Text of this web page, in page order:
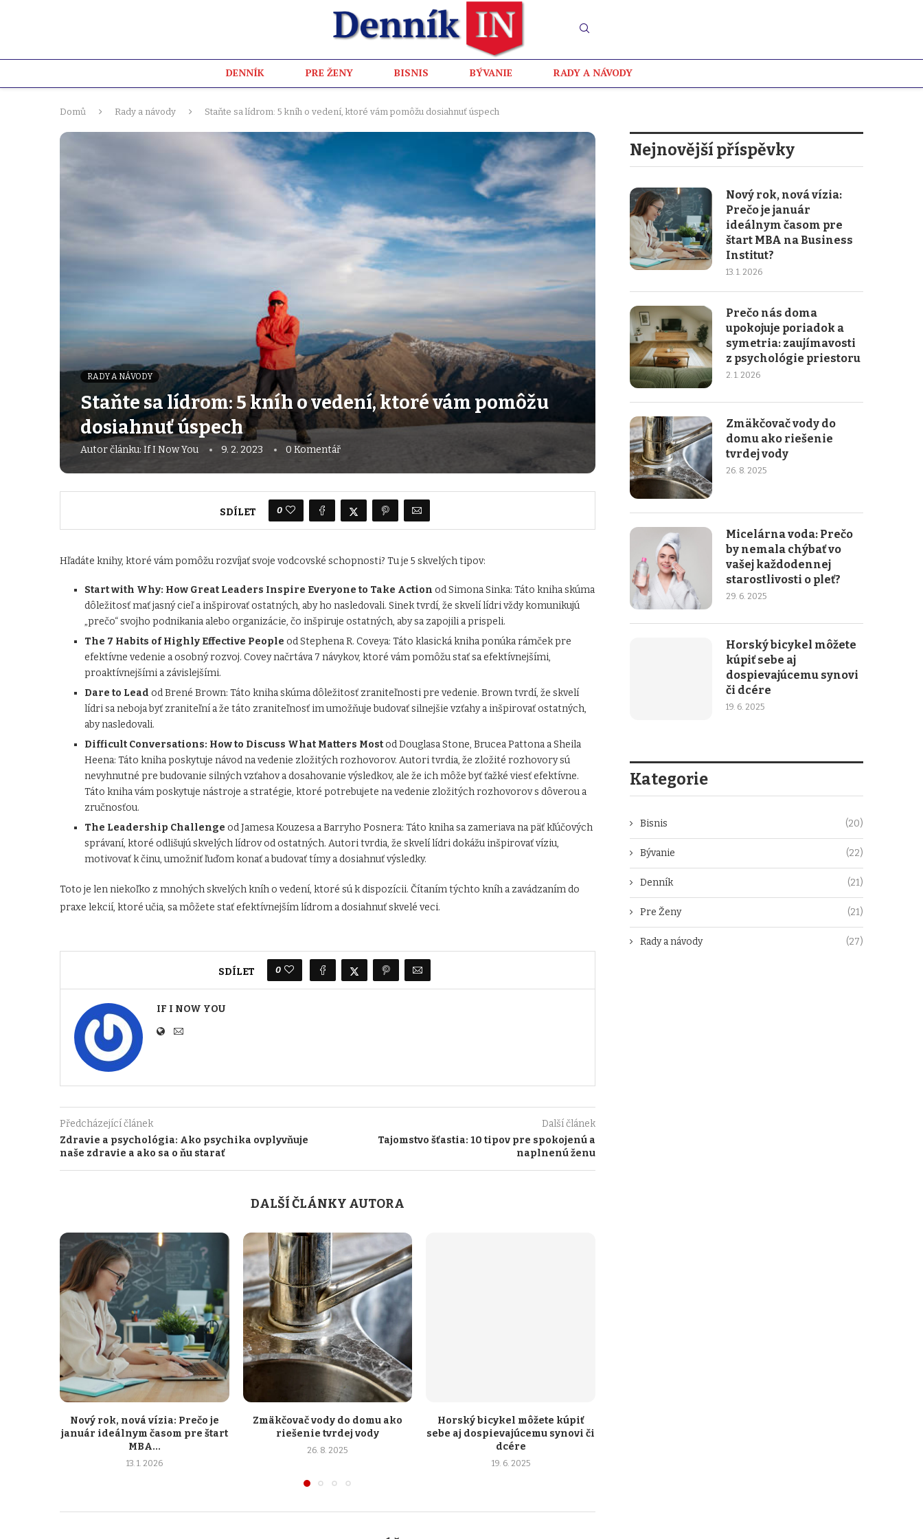
DENNÍK PRE ŽENY BISNIS BÝVANIE RADY A NÁVODY
Domů Rady a návody Staňte sa lídrom: 5 kníh o vedení, ktoré vám pomôžu dosiahnuť úspech
RADY A NÁVODY
Staňte sa lídrom: 5 kníh o vedení, ktoré vám pomôžu
dosiahnuť úspech
Autor článku: If I Now You 9. 2. 2023 0 Komentář
SDÍLET 0
Hľadáte knihy, ktoré vám pomôžu rozvíjať svoje vodcovské schopnosti? Tu je 5 skvelých tipov:
Start with Why: How Great Leaders Inspire Everyone to Take Action od Simona Sinka: Táto kniha skúma
dôležitosť mať jasný cieľ a inšpirovať ostatných, aby ho nasledovali. Sinek tvrdí, že skvelí lídri vždy komunikujú
„prečo“ svojho podnikania alebo organizácie, čo inšpiruje ostatných, aby sa zapojili a prispeli.
The 7 Habits of Highly Effective People od Stephena R. Coveya: Táto klasická kniha ponúka rámček pre
efektívne vedenie a osobný rozvoj. Covey načrtáva 7 návykov, ktoré vám pomôžu stať sa efektívnejšími,
proaktívnejšími a závislejšími.
Dare to Lead od Brené Brown: Táto kniha skúma dôležitosť zraniteľnosti pre vedenie. Brown tvrdí, že skvelí
lídri sa neboja byť zraniteľní a že táto zraniteľnosť im umožňuje budovať silnejšie vzťahy a inšpirovať ostatných,
aby nasledovali.
Difficult Conversations: How to Discuss What Matters Mostod Douglasa Stone, Brucea Pattona a Sheila
Heena: Táto kniha poskytuje návod na vedenie zložitých rozhovorov. Autori tvrdia, že zložité rozhovory sú
nevyhnutné pre budovanie silných vzťahov a dosahovanie výsledkov, ale že ich môže byť ťažké viesť efektívne.
Táto kniha vám poskytuje nástroje a stratégie, ktoré potrebujete na vedenie zložitých rozhovorov s dôverou a
zručnosťou.
The Leadership Challenge od Jamesa Kouzesa a Barryho Posnera: Táto kniha sa zameriava na päť kľúčových
správaní, ktoré odlišujú skvelých lídrov od ostatných. Autori tvrdia, že skvelí lídri dokážu inšpirovať víziu,
motivovať k činu, umožniť ľuďom konať a budovať tímy a dosiahnuť výsledky.
Toto je len niekoľko z mnohých skvelých kníh o vedení, ktoré sú k dispozícii. Čítaním týchto kníh a zavádzaním do
praxe lekcií, ktoré učia, sa môžete stať efektívnejším lídrom a dosiahnuť skvelé veci.
SDÍLET 0
IF I NOW YOU
Předcházející článek
Zdravie a psychológia: Ako psychika ovplyvňuje
naše zdravie a ako sa o ňu starať
Další článek
Tajomstvo šťastia: 10 tipov pre spokojenú a
naplnenú ženu
DALŠÍ ČLÁNKY AUTORA
Nový rok, nová vízia: Prečo je
január ideálnym časom pre štart
MBA...
13. 1. 2026
Zmäkčovač vody do domu ako
riešenie tvrdej vody
26. 8. 2025
Horský bicykel môžete kúpiť
sebe aj dospievajúcemu synovi či
dcére
19. 6. 2025
Nejnovější příspěvky
Nový rok, nová vízia:
Prečo je január
ideálnym časom pre
štart MBA na Business
Institut?
13. 1. 2026
Prečo nás doma
upokojuje poriadok a
symetria: zaujímavosti
z psychológie priestoru
2. 1. 2026
Zmäkčovač vody do
domu ako riešenie
tvrdej vody
26. 8. 2025
Micelárna voda: Prečo
by nemala chýbať vo
vašej každodennej
starostlivosti o pleť?
29. 6. 2025
Horský bicykel môžete
kúpiť sebe aj
dospievajúcemu synovi
či dcére
19. 6. 2025
Kategorie
Bisnis (20)
Bývanie (22)
Denník (21)
Pre Ženy (21)
Rady a návody (27)